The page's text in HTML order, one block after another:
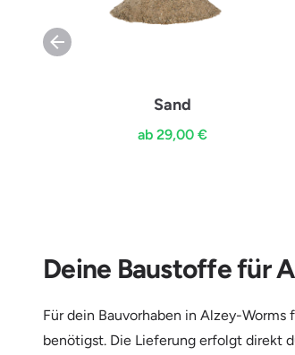
Sand
ab 29,00 €
Deine Baustoffe für
Für dein Bauvorhaben in Alzey-
benötigst. Die Lieferung erfolgt direkt